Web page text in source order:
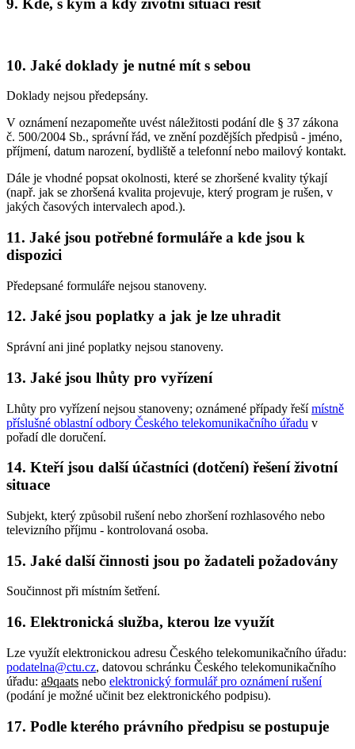
9. Kde, s kým a kdy životní situaci řešit
10. Jaké doklady je nutné mít s sebou
Doklady nejsou předepsány.
V oznámení nezapomeňte uvést náležitosti podání dle § 37 zákona
č. 500/2004 Sb., správní řád, ve znění pozdějších předpisů - jméno,
příjmení, datum narození, bydliště a telefonní nebo mailový kontakt.
Dále je vhodné popsat okolnosti, které se zhoršené kvality týkají
(např. jak se zhoršená kvalita projevuje, který program je rušen, v
jakých časových intervalech apod.).
11. Jaké jsou potřebné formuláře a kde jsou k
dispozici
Předepsané formuláře nejsou stanoveny.
12. Jaké jsou poplatky a jak je lze uhradit
Správní ani jiné poplatky nejsou stanoveny.
13. Jaké jsou lhůty pro vyřízení
Lhůty pro vyřízení nejsou stanoveny; oznámené případy řešímístně
příslušné oblastní odbory Českého telekomunikačního úřadu v
pořadí dle doručení.
14. Kteří jsou další účastníci (dotčení) řešení životní
situace
Subjekt, který způsobil rušení nebo zhoršení rozhlasového nebo
televizního příjmu - kontrolovaná osoba.
15. Jaké další činnosti jsou po žadateli požadovány
Součinnost při místním šetření.
16. Elektronická služba, kterou lze využít
Lze využít elektronickou adresu Českého telekomunikačního úřadu:
podatelna@ctu.cz, datovou schránku Českého telekomunikačního
úřadu: a9qaats nebo elektronický formulář pro oznámení rušení
(podání je možné učinit bez elektronického podpisu).
17. Podle kterého právního předpisu se postupuje